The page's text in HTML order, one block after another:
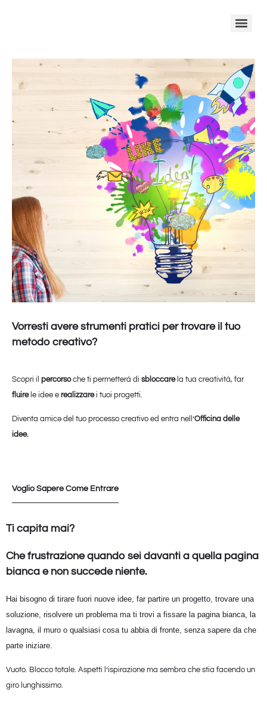
Vorresti avere strumenti pratici per trovare il tuo
metodo creativo?
Scopri il percorsoche ti permetterà di sbloccarela tua creatività, far
fluirele idee e realizzarei tuoi progetti.
Diventa amicə del tuo processo creativo ed entra nell’Officina delle
idee.
Voglio Sapere Come Entrare
Ti capita mai?
Che frustrazione quando sei davanti a quella pagina
bianca e non succede niente.
Hai bisogno di tirare fuori nuove idee, far partire un progetto, trovare una
soluzione, risolvere un problema ma ti trovi a fissare la pagina bianca, la
lavagna, il muro o qualsiasi cosa tu abbia di fronte, senza sapere da che
parte iniziare.
Vuoto. Blocco totale. Aspetti l’ispirazione ma sembra che stia facendo un
giro lunghissimo.